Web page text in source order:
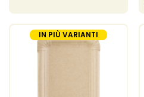
IN PIÙ VARIANTI